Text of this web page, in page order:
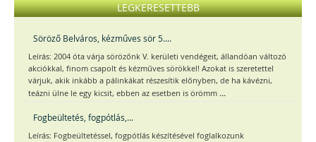
LEGKERESETTEBB
Söröző Belváros, kézműves sör 5....
Leírás: 2004 óta várja sörözőnk V. kerületi vendégeit, állandóan változó
akciókkal, finom csapolt és kézműves sörökkel! Azokat is szeretettel
várjuk, akik inkább a pálinkákat részesítik előnyben, de ha kávézni,
teázni ülne le egy kicsit, ebben az esetben is örömm ...
Fogbeültetés, fogpótlás,...
Leírás: Fogbeültetéssel, fogpótlás készítésével foglalkozunk